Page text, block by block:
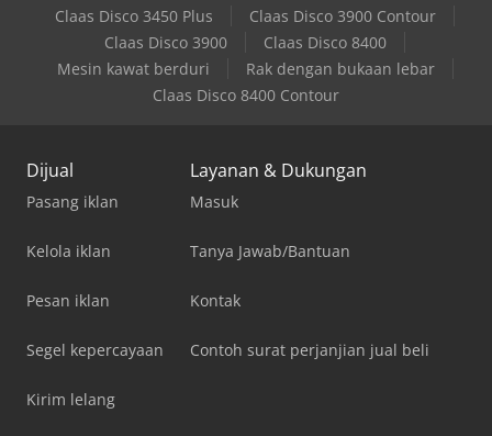
Claas Disco 3450 Plus
Claas Disco 3900 Contour
Claas Disco 3900
Claas Disco 8400
Mesin kawat berduri
Rak dengan bukaan lebar
Claas Disco 8400 Contour
Dijual
Pasang iklan
Kelola iklan
Pesan iklan
Segel kepercayaan
Kirim lelang
Layanan & Dukungan
Masuk
Tanya Jawab/Bantuan
Kontak
Contoh surat perjanjian jual beli